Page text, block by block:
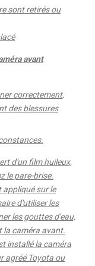
sont retirés ou
avant
correctement,
des blessures
d'un film huileux,
le pare-brise.
appliqué sur le
d'utiliser les
les gouttes d'eau,
la caméra avant.
installé la caméra
agréé Toyota ou